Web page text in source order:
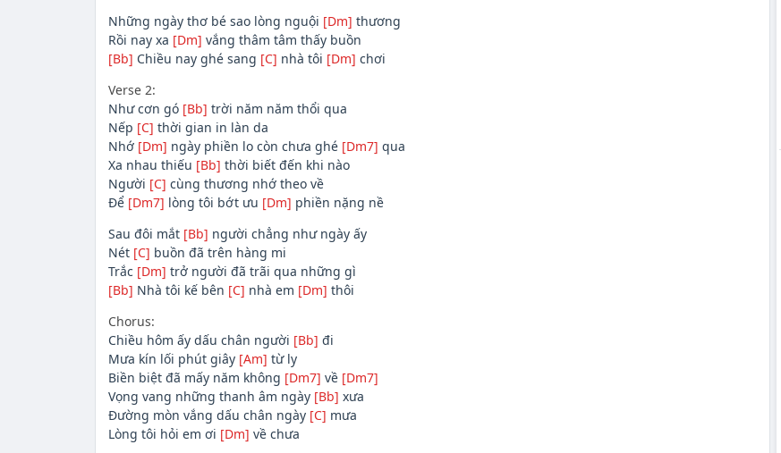
Những ngày thơ bé sao lòng nguội [Dm] thương
Rồi nay xa [Dm] vắng thâm tâm thấy buồn
[Bb] Chiều nay ghé sang [C] nhà tôi [Dm] chơi
Verse 2:
Như cơn gó [Bb] trời năm năm thổi qua
Nếp [C] thời gian in làn da
Nhớ [Dm] ngày phiền lo còn chưa ghé [Dm7] qua
Xa nhau thiếu [Bb] thời biết đến khi nào
Người [C] cùng thương nhớ theo về
Để [Dm7] lòng tôi bớt ưu [Dm] phiền nặng nề
Sau đôi mắt [Bb] người chẳng như ngày ấy
Nét [C] buồn đã trên hàng mi
Trắc [Dm] trở người đã trãi qua những gì
[Bb] Nhà tôi kế bên [C] nhà em [Dm] thôi
Chorus:
Chiều hôm ấy dấu chân người [Bb] đi
Mưa kín lối phút giây [Am] từ ly
Biền biệt đã mấy năm không [Dm7] về [Dm7]
Vọng vang những thanh âm ngày [Bb] xưa
Đường mòn vắng dấu chân ngày [C] mưa
Lòng tôi hỏi em ơi [Dm] về chưa